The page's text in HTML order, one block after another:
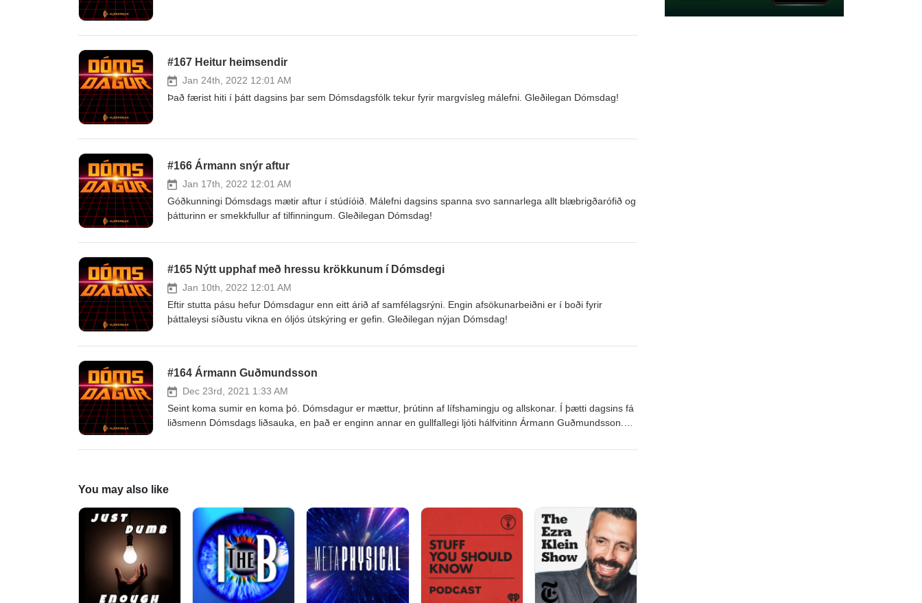
#167 Heitur heimsendir
Jan 24th, 2022 12:01 AM
Það færist hiti í þátt dagsins þar sem Dómsdagsfólk tekur fyrir margvísleg málefni. Gleðilegan Dómsdag!
#166 Ármann snýr aftur
Jan 17th, 2022 12:01 AM
Góðkunningi Dómsdags mætir aftur í stúdíóið. Málefni dagsins spanna svo sannarlega allt blæbrigðarófið og
þátturinn er smekkfullur af tilfinningum. Gleðilegan Dómsdag!
#165 Nýtt upphaf með hressu krökkunum í Dómsdegi
Jan 10th, 2022 12:01 AM
Eftir stutta pásu hefur Dómsdagur enn eitt árið af samfélagsrýni. Engin afsökunarbeiðni er í boði fyrir
þáttaleysi síðustu vikna en óljós útskýring er gefin. Gleðilegan nýjan Dómsdag!
#164 Ármann Guðmundsson
Dec 23rd, 2021 1:33 AM
Seint koma sumir en koma þó. Dómsdagur er mættur, þrútinn af lífshamingju og allskonar. Í þætti dagsins fá
liðsmenn Dómsdags liðsauka, en það er enginn annar en gullfallegi ljóti hálfvitinn Ármann Guðmundsson.
You may also like